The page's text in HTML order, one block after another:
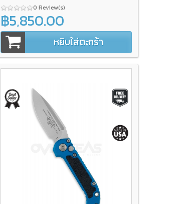
0 Review(s)
฿5,850.00
หยิบใส่ตะกร้า